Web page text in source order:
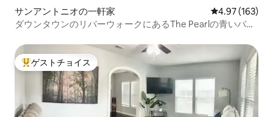
サンアントニオの一軒家 レビュー163
4.97 (163)
ダウンタウンのリバーウォークにあるThe Pearlの青いバン
大好評のゲストチョイスです。
ゲストチョイス